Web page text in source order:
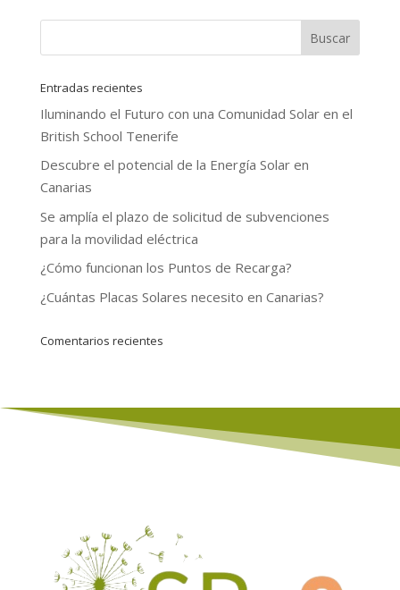
Entradas recientes
Iluminando el Futuro con una Comunidad Solar en el
British School Tenerife
Descubre el potencial de la Energía Solar en
Canarias
Se amplía el plazo de solicitud de subvenciones
para la movilidad eléctrica
¿Cómo funcionan los Puntos de Recarga?
¿Cuántas Placas Solares necesito en Canarias?
Comentarios recientes